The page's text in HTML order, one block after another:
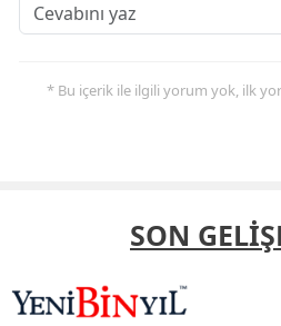
* Bu içerik ile ilgili yorum yok, ilk
SON